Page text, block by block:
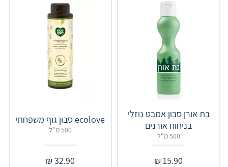
בת אורן סבון אמבט נוזלי
בניחוח אורנים
500 מ"ל
15.90
₪
ecolove סבון גוף משפחתי
500 מ"ל
32.90
₪